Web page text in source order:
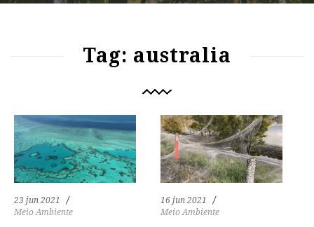
Tag: australia
23 jun 2021
Meio Ambiente
16 jun 2021
Meio Ambiente